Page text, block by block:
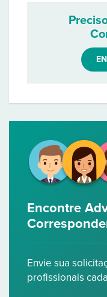
Encontre
Envie sua
profissionais